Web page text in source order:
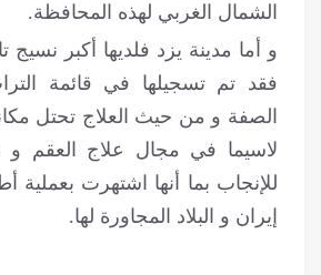
الشمال الغربي لهذه المحافظة.
و أما مدينة يزد فلديها أكبر نسيج
فقد تم تسجيلها في قائمة
الصفة و من حيث العلاج تحتل
لاسيما في مجال علاج العقم و
للإنجاب بما أنها اشتهرت بعملية
إيران و البلاد المجاورة لها.